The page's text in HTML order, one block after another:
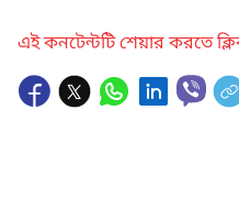
এই কনটেন্টটি শেয়ার করতে